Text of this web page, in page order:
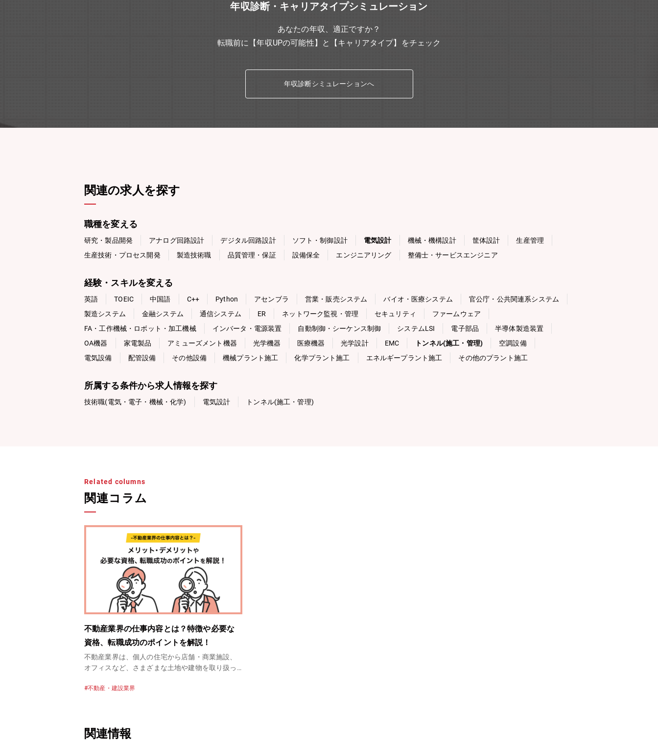
年収診断・キャリアタイプシミュレーション
あなたの年収、適正ですか？
転職前に【年収UPの可能性】と【キャリアタイプ】をチェック
年収診断シミュレーションへ
関連の求人を探す
職種を変える
研究・製品開発 アナログ回路設計 デジタル回路設計 ソフト・制御設計 電気設計 機械・機構設計 筐体設計
生産管理
生産技術・プロセス開発
製造技術職 品質管理・保証 設備保全 エンジニアリング 整備士・サービスエンジニア
経験・スキルを変える
英語 TOEIC 中国語 C++ Python アセンブラ 営業・販売システム バイオ・医療システム
官公庁・公共関連系システム
製造システム
金融システム 通信システム ER ネットワーク監視・管理 セキュリティ
ファームウェア
FA・工作機械・ロボット・加工機械
インバータ・電源装置 自動制御・シーケンス制御 システムLSI 電子部品
半導体製造装置
OA機器
家電製品 アミューズメント機器 光学機器 医療機器 光学設計 EMC トンネル(施工・管理)
空調設備
電気設備
配管設備 その他設備 機械プラント施工 化学プラント施工 エネルギープラント施工 その他のプラント施工
所属する条件から求人情報を探す
技術職(電気・電子・機械・化学) 電気設計 トンネル(施工・管理)
Related columns
関連コラム
不動産業界の仕事内容とは？特徴や必要な
資格、転職成功のポイントを解説！
不動産業界は、個人の住宅から店舗・商業施設、
オフィスなど、さまざまな土地や建物を取り扱っ
に大きな案件を扱うことにもなるため、やりがい
いう方も多いかもしれません。 この記事では、不
不動産・建設業界
関連情報